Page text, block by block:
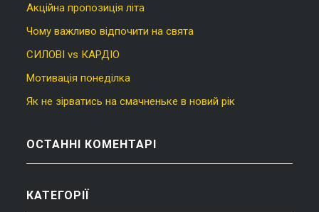
Акційна пропозиція літа
Чому важливо відпочити на свята
СИЛОВІ vs КАРДІО
Мотивація понеділка
Як не зірватись на смачненьке в новий рік
ОСТАННІ КОМЕНТАРІ
КАТЕГОРІЇ